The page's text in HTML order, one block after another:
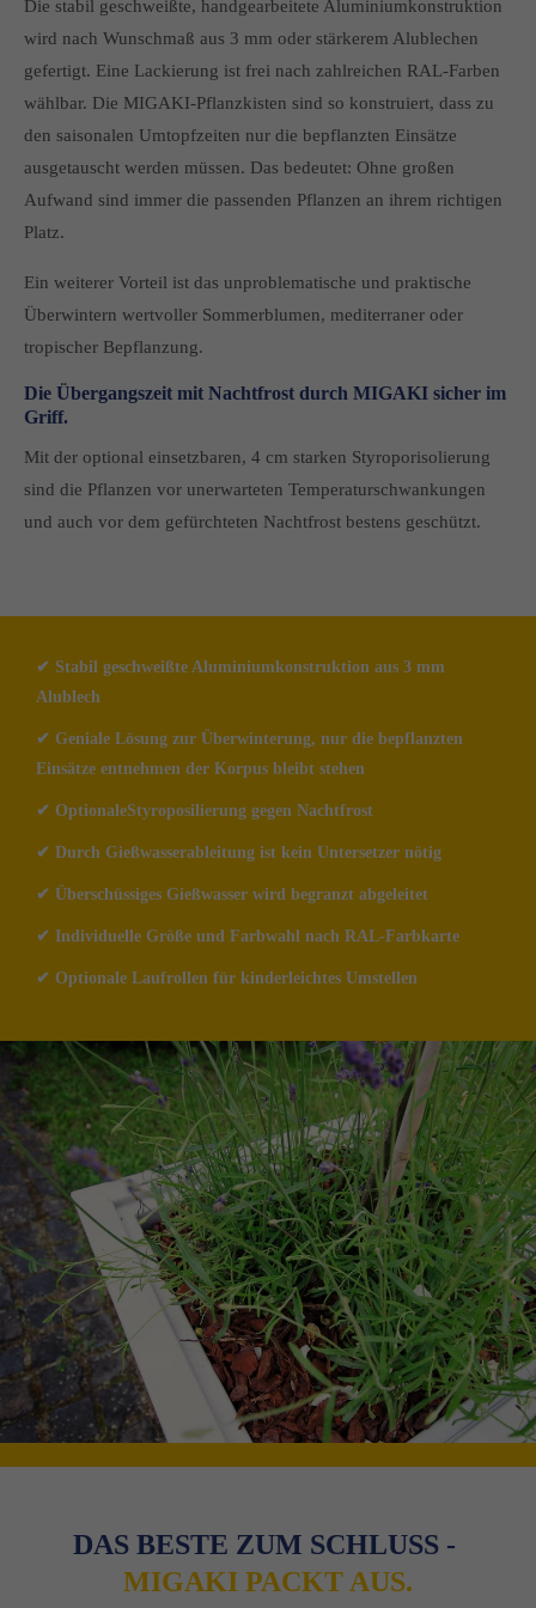
Drop us a line
info@yourdomain.com
About us
Lorem ipsum dolor sit amet, consectetuer adipiscing elit.
Aenean commodo ligula eget dolor. Aenean massa. Cum sociis
ridiculus mus. Donec quam felis, ultricies nec.
Die stabil geschweißte, handgearbeitete Alumini­umkonstruktion
wird nach Wunschmaß aus 3 mm oder stärkerem Alublechen
gefertigt. Eine Lackie­rung ist frei nach zahlreichen RAL-Farben
wählbar. Die MIGAKI-Pflanzkisten sind so konstruiert, dass zu
den saisonalen Umtopfzeiten nur die bepflanz­ten Einsätze
ausgetauscht werden müssen. Das bedeutet: Ohne großen
Aufwand sind immer die passenden Pflanzen an ihrem richtigen
Platz.
Ein weiterer Vorteil ist das unproblematische und praktische
Überwintern wertvoller Sommerblu­men, mediterraner oder
tropischer Bepflanzung.
Die Übergangszeit mit Nachtfrost durch MIGAKI sicher im
Griff.
Mit der optional einsetzbaren, 4 cm starken Sty­roporisolierung
sind die Pflanzen vor unerwarteten Temperaturschwankungen
und auch vor dem ge­fürchteten Nachtfrost bestens geschützt.
✔ Stabil geschweißte Aluminiumkonstruktion aus 3 mm
Alublech
✔ Geniale Lösung zur Überwinterung, nur die bepflanzten
Einsätze entnehmen der Korpus bleibt stehen
✔ OptionaleStyroposilierung gegen Nachtfrost
✔ Durch Gießwasserableitung ist kein Untersetzer nötig
✔ Überschüssiges Gießwasser wird begranzt abgeleitet
✔ Individuelle Größe und Farbwahl nach RAL-Farbkarte
✔ Optionale Laufrollen für kinderleichtes Umstellen
MIGAKI PACKT AUS.